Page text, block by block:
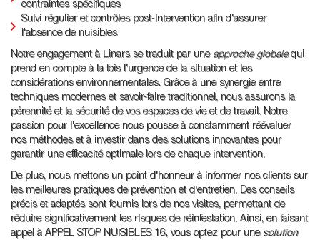
contraintes spécifiques
Suivi régulier et contrôles post-intervention afin d'assurer
l'absence de nuisibles
Notre engagement à Linars se traduit par une approche globalequi
prend en compte à la fois l'urgence de la situation et les
considérations environnementales. Grâce à une synergie entre
techniques modernes et savoir-faire traditionnel, nous assurons la
pérennité et la sécurité de vos espaces de vie et de travail. Notre
passion pour l'excellence nous pousse à constamment réévaluer
nos méthodes et à investir dans des solutions innovantes pour
garantir une efficacité optimale lors de chaque intervention.
De plus, nous mettons un point d'honneur à informer nos clients sur
les meilleures pratiques de prévention et d'entretien. Des conseils
précis et adaptés sont fournis lors de nos visites, permettant de
réduire significativement les risques de réinfestation. Ainsi, en faisant
appel à APPEL STOP NUISIBLES 16, vous optez pour une solution